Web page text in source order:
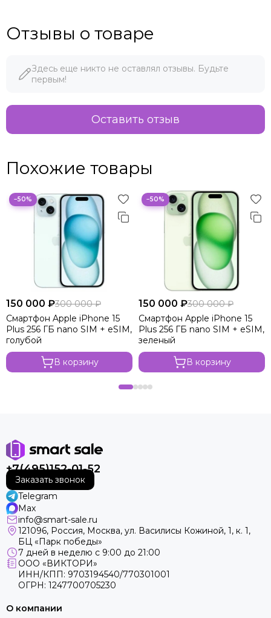
Отзывы о товаре
Здесь еще никто не оставлял отзывы. Будьте
первым!
Оставить отзыв
Похожие товары
−50%
150 000 ₽300 000 ₽
Смартфон Apple iPhone 15
Plus 256 ГБ nano SIM + eSIM,
голубой
В корзину
−50%
150 000 ₽300 000 ₽
Смартфон Apple iPhone 15
Plus 256 ГБ nano SIM + eSIM,
зелeный
В корзину
+7(495)152-01-52
Заказать звонок
Telegram
Max
info@smart-sale.ru
121096, Россия, Москва, ул. Василисы Кожиной, 1, к. 1,
БЦ «Парк победы»
7 дней в неделю с 9:00 до 21:00
ООО «ВИКТОРИ»
ИНН/КПП: 9703194540/770301001
ОГРН: 1247700705230
О компании